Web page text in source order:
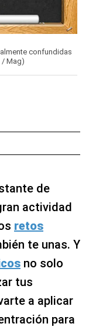
confundidas
/ Mag)
de
actividad
retos
te unas. Y
no solo
tus
a aplicar
para